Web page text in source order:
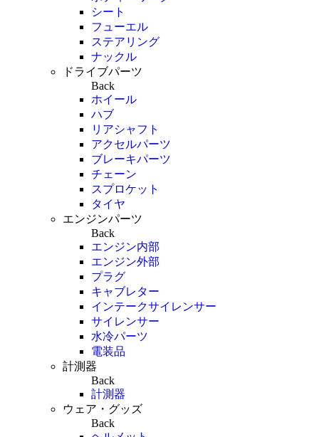
シート
フューエル
ステアリング
ナックル
ドライブパーツ
Back
ホイール
ハブ
リアシャフト
アクセルパーツ
ブレーキパーツ
チェーン
スプロケット
タイヤ
エンジンパーツ
Back
エンジン内部
エンジン外部
プラグ
キャブレター
インテークサイレンサー
サイレンサー
水冷パーツ
電装品
計測器
Back
計測器
ウェア・グッズ
Back